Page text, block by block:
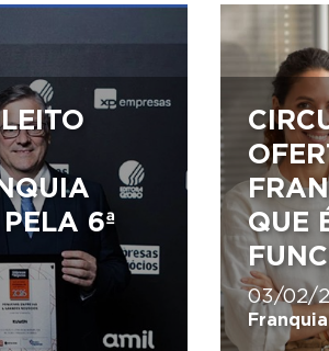
6ª
QUE
03/02/
Franquia